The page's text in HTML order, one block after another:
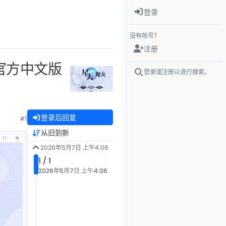
方中文版
#1 登录后回复
从旧到新
2026年5月7日 上午4:06
1 / 1
2026年5月7日 上午4:06
登录
没有帐号？
注册
登录或注册以进行搜索。